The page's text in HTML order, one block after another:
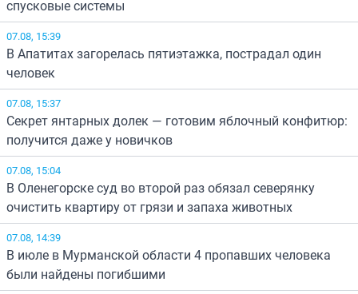
спусковые системы
07.08, 15:39
В Апатитах загорелась пятиэтажка, пострадал один
человек
07.08, 15:37
Секрет янтарных долек — готовим яблочный конфитюр:
получится даже у новичков
07.08, 15:04
В Оленегорске суд во второй раз обязал северянку
очистить квартиру от грязи и запаха животных
07.08, 14:39
В июле в Мурманской области 4 пропавших человека
были найдены погибшими